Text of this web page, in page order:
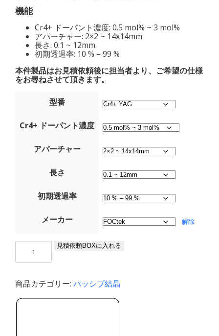
機能
Cr4+ ドーパント濃度: 0.5 mol% ~ 3 mol%
アパーチャー: 2×2 ~ 14x14mm
長さ: 0.1 ~ 12mm
初期透過率: 10 % – 99 %
本件製品はお見積依頼後に担当者より、ご希望の仕様
をお尋ねさせて頂きます。
型番
Cr4+ ドーパント濃度
アパーチャー
長さ
初期透過率
メーカー 解除
見積依頼BOXに入れる
商品カテゴリー:パッシブ結晶